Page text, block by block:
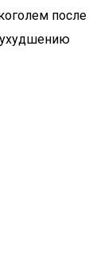
после
ухудшению